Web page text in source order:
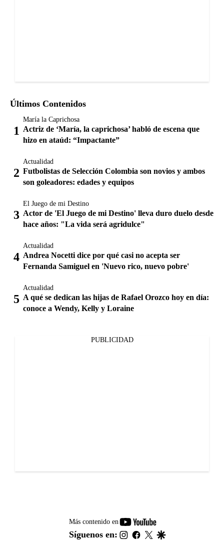
Últimos Contenidos
María la Caprichosa
Actriz de ‘María, la caprichosa’ habló de escena que
hizo en ataúd: “Impactante”
Actualidad
Futbolistas de Selección Colombia son novios y ambos
son goleadores: edades y equipos
El Juego de mi Destino
Actor de 'El Juego de mi Destino' lleva duro duelo desde
hace años: "La vida será agridulce"
Actualidad
Andrea Nocetti dice por qué casi no acepta ser
Fernanda Samiguel en 'Nuevo rico, nuevo pobre'
Actualidad
A qué se dedican las hijas de Rafael Orozco hoy en día:
conoce a Wendy, Kelly y Loraine
PUBLICIDAD
Más contenido en
youtube-
footer
Síguenos en: instagram
facebook
twitter